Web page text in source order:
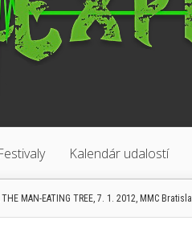
Kalendár udalostí
THE MAN-EATING TREE, 7. 1. 2012, MMC